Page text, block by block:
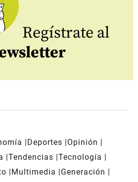
Regístrate al
Deportes
Opinión
Tendencias Tecnología
Multimedia
Generación